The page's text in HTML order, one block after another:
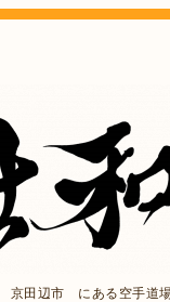
田辺市 にある空手道場